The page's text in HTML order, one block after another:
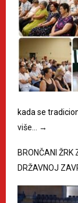
kada se
više…
→
BRONČANI ŽRK
DRŽAVNOJ